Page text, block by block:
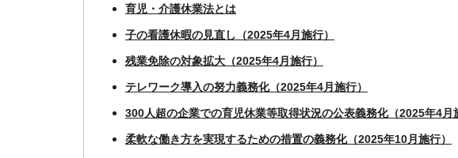
育児・介護休業法とは
子の看護休暇の見直し（2025年4月施行）
残業免除の対象拡大（2025年4月施行）
テレワーク導入の努力義務化（2025年4月施行）
300人超の企業での育児休業等取得状況の公表義務化（2025年4月
柔軟な働き方を実現するための措置の義務化（2025年10月施行）